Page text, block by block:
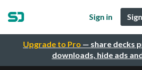
Upgrade to Pro — share decks
downloads, hide ads
Sign in